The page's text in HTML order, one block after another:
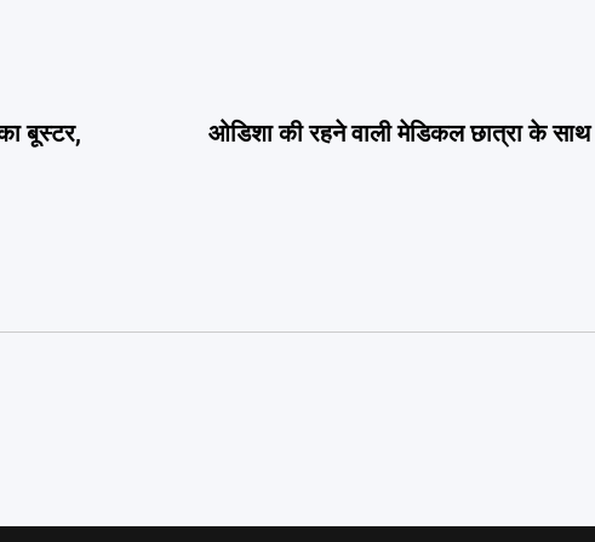
बूस्टर,
ओडिशा की रहने वाली मेडिकल छात्रा के साथ